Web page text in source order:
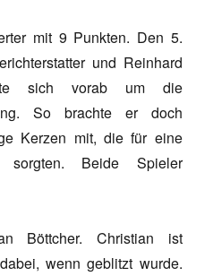
mit 9 Punkten. Den 5.
und Reinhard
sich vorab um die
So brachte er doch
Kerzen mit, die für eine
sorgten. Beide Spieler
Böttcher. Christian ist
wenn geblitzt wurde.